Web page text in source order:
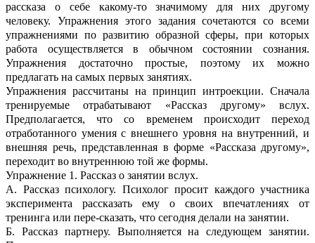
рассказа о себе какому-то значимому для них другому
человеку. Упражнения этого задания сочетаются со всеми
упражнениями по развитию образной сферы, при которых
работа осуществляется в обычном состоянии сознания.
Упражнения достаточно простые, поэтому их можно
предлагать на самых первых занятиях.
Упражнения рассчитаны на принцип интроекции. Сначала
тренируемые отрабатывают «Рассказ другому» вслух.
Предполагается, что со временем происходит переход
отработанного умения с внешнего уровня на внутренний, и
внешняя речь, представленная в форме «Рассказа другому»,
переходит во внутреннюю той же формы.
Упражнение 1. Рассказ о занятии вслух.
А. Рассказ психологу. Психолог просит каждого участника
эксперимента рассказать ему о своих впечатлениях от
тренинга или пере-сказать, что сегодня делали на занятии.
Б. Рассказ партнеру. Выполняется на следующем занятии.